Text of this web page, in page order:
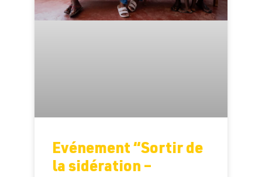
Evénement “Sortir de
la sidération –